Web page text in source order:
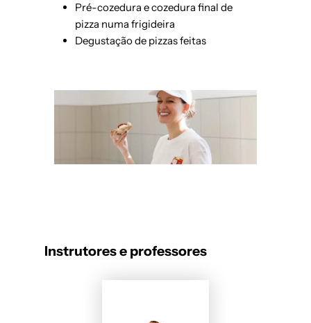
Pré-cozedura e cozedura final de
pizza numa frigideira
Degustação de pizzas feitas
Instrutores e professores